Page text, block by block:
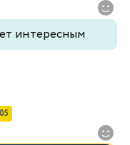
интересным